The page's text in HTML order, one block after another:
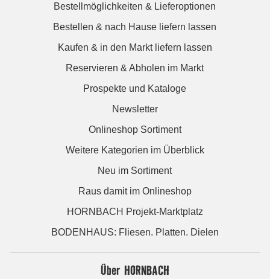
Bestellmöglichkeiten & Lieferoptionen
Bestellen & nach Hause liefern lassen
Kaufen & in den Markt liefern lassen
Reservieren & Abholen im Markt
Prospekte und Kataloge
Newsletter
Onlineshop Sortiment
Weitere Kategorien im Überblick
Neu im Sortiment
Raus damit im Onlineshop
HORNBACH Projekt-Marktplatz
BODENHAUS: Fliesen. Platten. Dielen
Über HORNBACH